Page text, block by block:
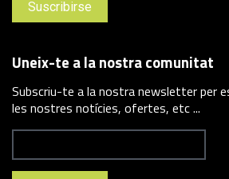
Uneix-te a la nostra comunitat
Subscriu-te a la nostra newsletter per
les nostres notícies, ofertes, etc ...